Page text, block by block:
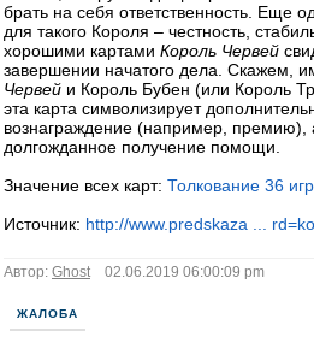
брать на себя ответственность. Еще
для такого Короля – честность,
хорошими картами Король Червей
завершении начатого дела. Скажем,
Червей и Король Бубен (или Король
эта карта символизирует
вознаграждение (например, премию),
долгожданное получение помощи.
Значение всех карт: Толкование 36
Источник: http://www.predskaza ...
Автор: Ghost02.06.2019 06:00:09 pm
ЖАЛОБА